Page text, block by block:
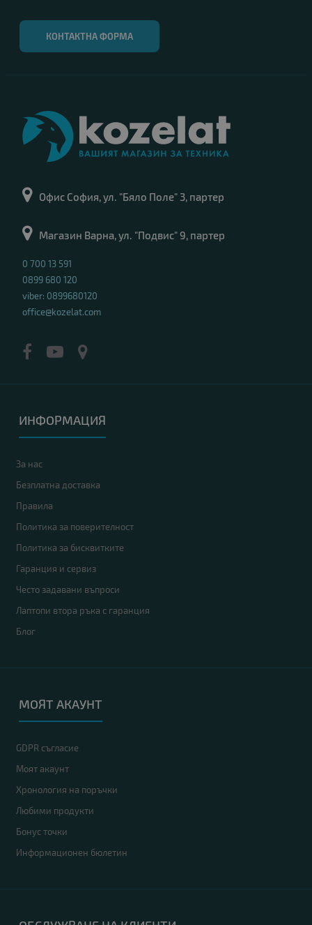
КОНТАКТНА ФОРМА
Офис София, ул. "Бяло Поле" 3, партер
Магазин Варна, ул. "Подвис" 9, партер
0 700 13 591
0899 680 120
viber: 0899680120
office@kozelat.com
ИНФОРМАЦИЯ
За нас
Безплатна доставка
Правила
Политика за поверителност
Политика за бисквитките
Гаранция и сервиз
Често задавани въпроси
Лаптопи втора ръка с гаранция
Блог
МОЯТ АКАУНТ
GDPR съгласие
Моят акаунт
Хронология на поръчки
Любими продукти
Бонус точки
Информационен бюлетин